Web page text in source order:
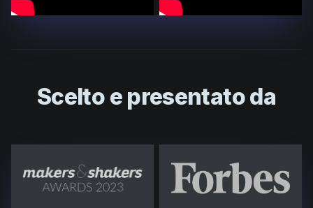
Scelto e presentato da